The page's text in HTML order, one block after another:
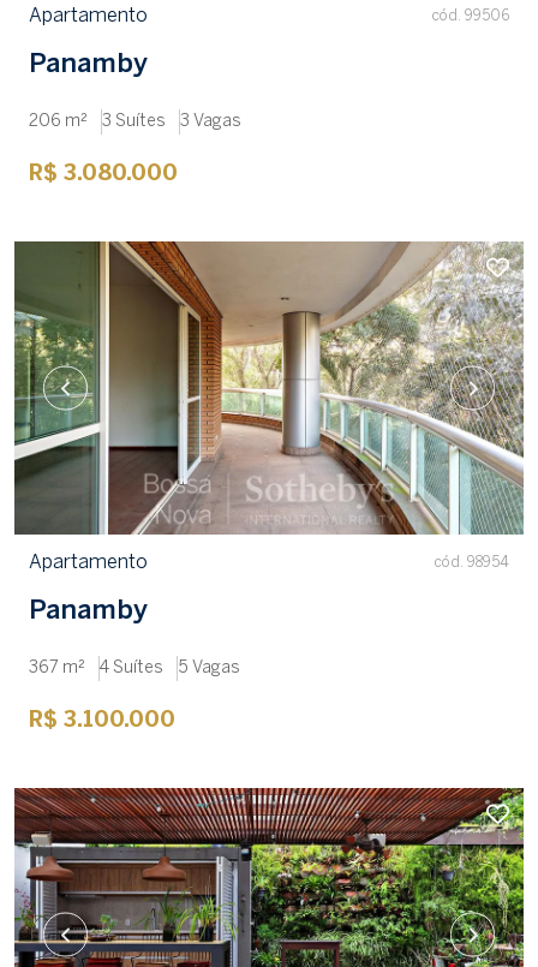
Apartamento cód. 99506
Panamby
206 m² 3 Suítes 3 Vagas
R$ 3.080.000
Apartamento cód. 98954
Panamby
367 m² 4 Suítes 5 Vagas
R$ 3.100.000